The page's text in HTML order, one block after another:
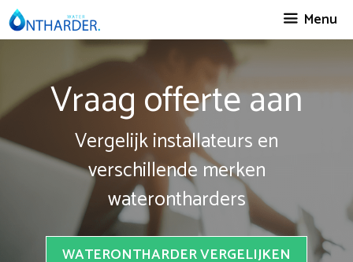
Spring
naar
Menu
Vraag offerte aan
Vergelijk installateurs en
verschillende merken
waterontharders
WATERONTHARDER VERGELIJKEN